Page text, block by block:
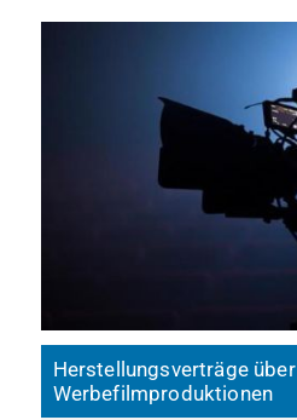
Herstellungsverträge über
Werbefilmproduktionen